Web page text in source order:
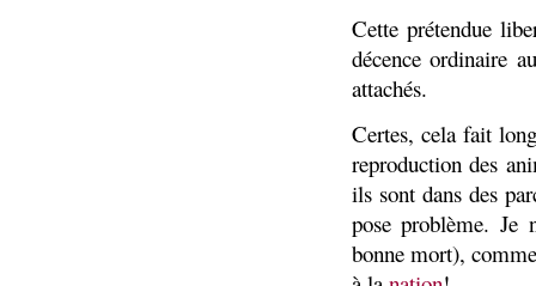
Cette prétendue
décence ordinaire
attachés.
Certes, cela fait
reproduction des
ils sont dans des
pose problème.
bonne mort),